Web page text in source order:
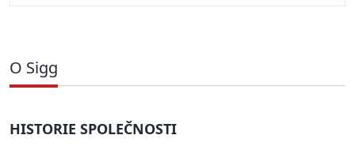
O Sigg
HISTORIE SPOLEČNOSTI